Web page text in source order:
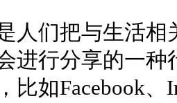
人们把与生活
进行分享的一
比如Facebook